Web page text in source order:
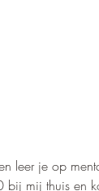
leer je op
mij thuis en